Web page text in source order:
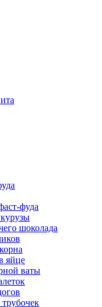
фуда
шоколада
яйце
ваты